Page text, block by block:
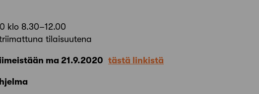
klo 8.30–12.00
tilaisuutena
ma 21.9.2020 tästä linkistä